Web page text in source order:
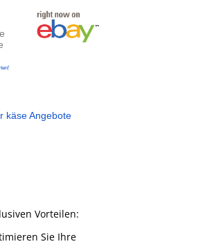
käse Angebote
Vorteilen:
Sie Ihre